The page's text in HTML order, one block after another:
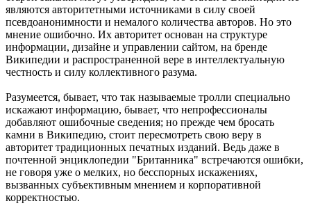
являются авторитетными источниками в силу своей
псевдоанонимности и немалого количества авторов. Но это
мнение ошибочно. Их авторитет основан на структуре
информации, дизайне и управлении сайтом, на бренде
Википедии и распространенной вере в интеллектуальную
честность и силу коллективного разума.
Разумеется, бывает, что так называемые тролли специально
искажают информацию, бывает, что непрофессионалы
добавляют ошибочные сведения; но прежде чем бросать
камни в Википедию, стоит пересмотреть свою веру в
авторитет традиционных печатных изданий. Ведь даже в
почтенной энциклопедии "Британника" встречаются ошибки,
не говоря уже о мелких, но бесспорных искажениях,
вызванных субъективным мнением и корпоративной
корректностью.